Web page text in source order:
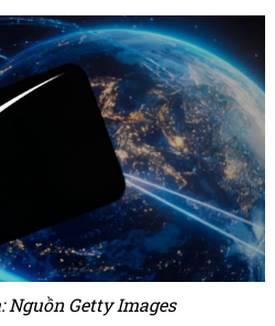
Getty Images